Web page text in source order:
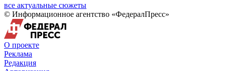
все актуальные сюжеты
© Информационное агентство «ФедералПресс»
О проекте
Реклама
Редакция